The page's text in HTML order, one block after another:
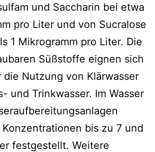
und Saccharin bei etwa
pro Liter und von Sucralose
1 Mikrogramm pro Liter. Die
Süßstoffe eignen sich
die Nutzung von Klärwasser
und Trinkwasser. Im Wasser
bis zu 7 und
festgestellt. Weitere